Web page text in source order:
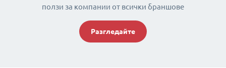
ползи за компании от всички браншове
Разгледайте